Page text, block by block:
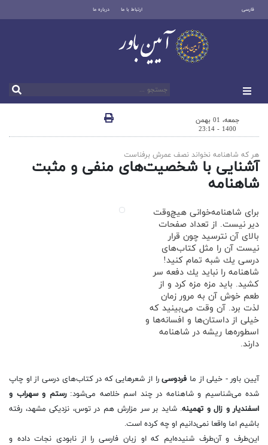
فارسی ارتباط با ما درباره ما
جمعه، 01 بهمن
1400 - 23:14
هر كه شاهنامه نخواند نصف عمرش برفناست
آشنایی با شخصیت‌های منفی و مثبت
شاهنامه
برای شاهنامه‌خوانی هیچ‌وقت
دیر نیست. از تعداد صفحات
بالای آن نترسید چون قرار
نیست آن را مثل كتاب‌های
درسی یك شبه تمام كنید!
شاهنامه را نباید یك دفعه سر
كشید. باید مزه مزه كرد و از
طعم خوش آن به مرور زمان
لذت برد. آن وقت می‌بینید كه
خیلی از داستان‌ها و افسانه‌ها و
اسطوره‌ها ریشه در شاهنامه
دارند.
آیین باور - خیلی از ما فردوسیرا از شعرهایی كه در كتاب‌های درسی از او چاپ
شده می‌شناسیم و شاهنامه در چند اسم خلاصه می‌شود:رستم و سهراب و
اسفندیار و زال و تهمینه. شاید بر سر مزارش هم در توس، نزدیكی مشهد، رفته
باشیم اما واقعا نمی‌دانیم او چه كرده است.
این‌طرف و آن‌طرف شنیده‌ایم كه او زبان فارسی را از نابودی نجات داده و